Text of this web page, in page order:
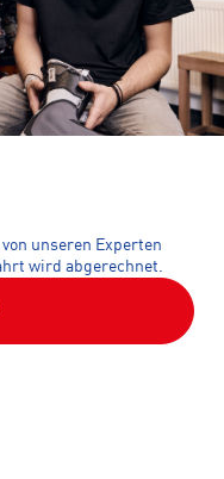
unseren Experten
wird abgerechnet.